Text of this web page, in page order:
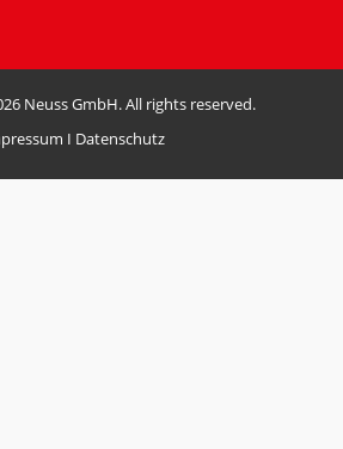
I Datenschutz
Neuss GmbH. All rights reserved.